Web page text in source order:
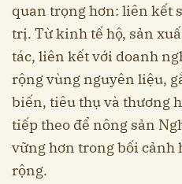
quan trọng hơn: liên kết
trị. Từ kinh tế hộ, sản
tác, liên kết với doanh
rộng vùng nguyên liệu,
biến, tiêu thụ và thương
tiếp theo để nông sản
vững hơn trong bối cảnh
rộng.